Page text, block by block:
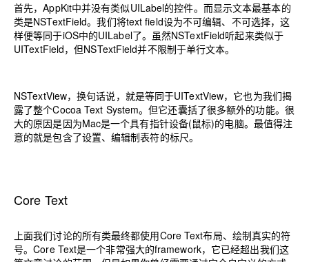
首先，AppKit中并没有类似UILabel的控件。而显示文本最基本的
类是NSTextField。我们将text field设为不可编辑、不可选择，这
样便等同于iOS中的UILabel了。虽然NSTextField听起来类似于
UITextField，但NSTextField并不限制于单行文本。
NSTextView，换句话说，就是等同于UITextView，它也为我们揭
露了整个Cocoa Text System。但它还囊括了很多额外的功能。很
大的原因是因为Mac是一个具有指针设备(鼠标)的电脑。最值得注
意的就是包含了设置、编辑制表符的标尺。
Core Text
上面我们讨论的所有类最终都使用Core Text布局、绘制真实的符
号。Core Text是一个非常强大的framework，它已经超出我们这